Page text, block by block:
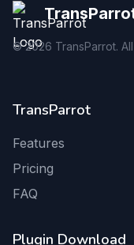
©2026 TransParrot.
TransParrot
Features
Pricing
FAQ
Plugin Download